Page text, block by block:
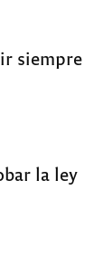
siempre
la ley